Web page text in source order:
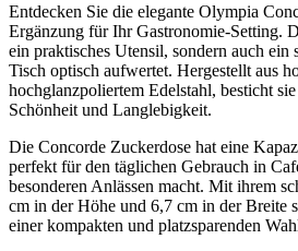
Entdecken Sie die elegante Olympia
Ergänzung für Ihr Gastronomie-Setting.
ein praktisches Utensil, sondern auch ein
Tisch optisch aufwertet. Hergestellt aus
hochglanzpoliertem Edelstahl, besticht
Schönheit und Langlebigkeit.
Die Concorde Zuckerdose hat eine
perfekt für den täglichen Gebrauch in
besonderen Anlässen macht. Mit ihrem
cm in der Höhe und 6,7 cm in der Breite
einer kompakten und platzsparenden